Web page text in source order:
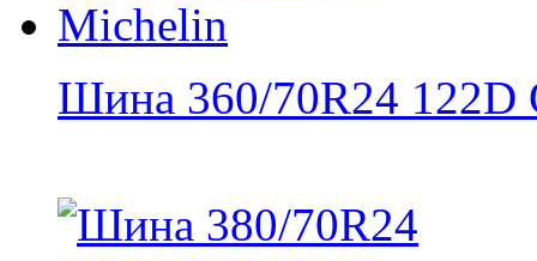
Шина 360/70R24 122D